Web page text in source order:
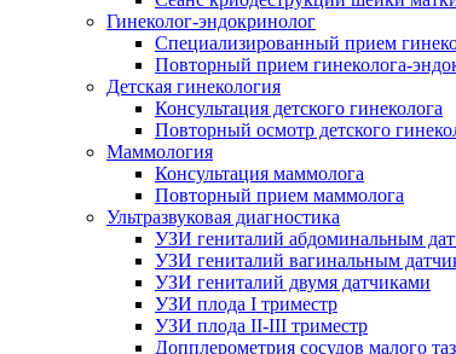
Гинеколог-эндокринолог
Специализированный прием
Повторный прием гинеколога-
Детская гинекология
Консультация детского гинеколога
Повторный осмотр детского
Маммология
Консультация маммолога
Повторный прием маммолога
Ультразвуковая диагностика
УЗИ гениталий абдоминальным
УЗИ гениталий вагинальным
УЗИ гениталий двумя датчиками
УЗИ плода I триместр
УЗИ плода II-III триместр
Допплерометрия сосудов малого